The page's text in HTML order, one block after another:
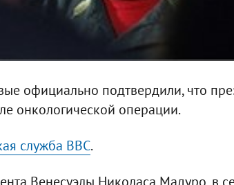
официально подтвердили, что
онкологической операции.
служба ВВС.
Венесуэлы Николаса Мадуро, в